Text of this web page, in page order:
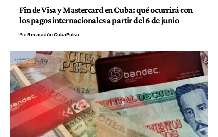
Fin de Visa y Mastercard en Cuba: qué ocurrirá con
los pagos internacionales a partir del 6 de junio
PorRedacción CubaPulso